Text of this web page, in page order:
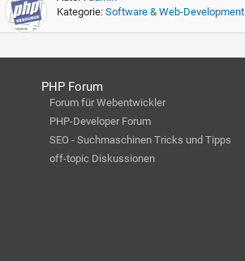
Kategorie: Software & Web-Development
PHP Forum
Forum für Webentwickler
PHP-Developer Forum
SEO - Suchmaschinen Tricks und Tipps
off-topic Diskussionen